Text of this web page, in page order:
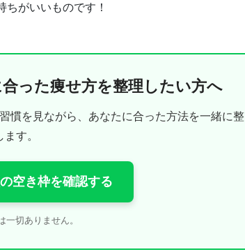
ちがいいものです！
った痩せ方を整理したい方へ
慣を見ながら、あなたに合った方法を一緒に整
ます。
空き枠を確認する
切ありません。